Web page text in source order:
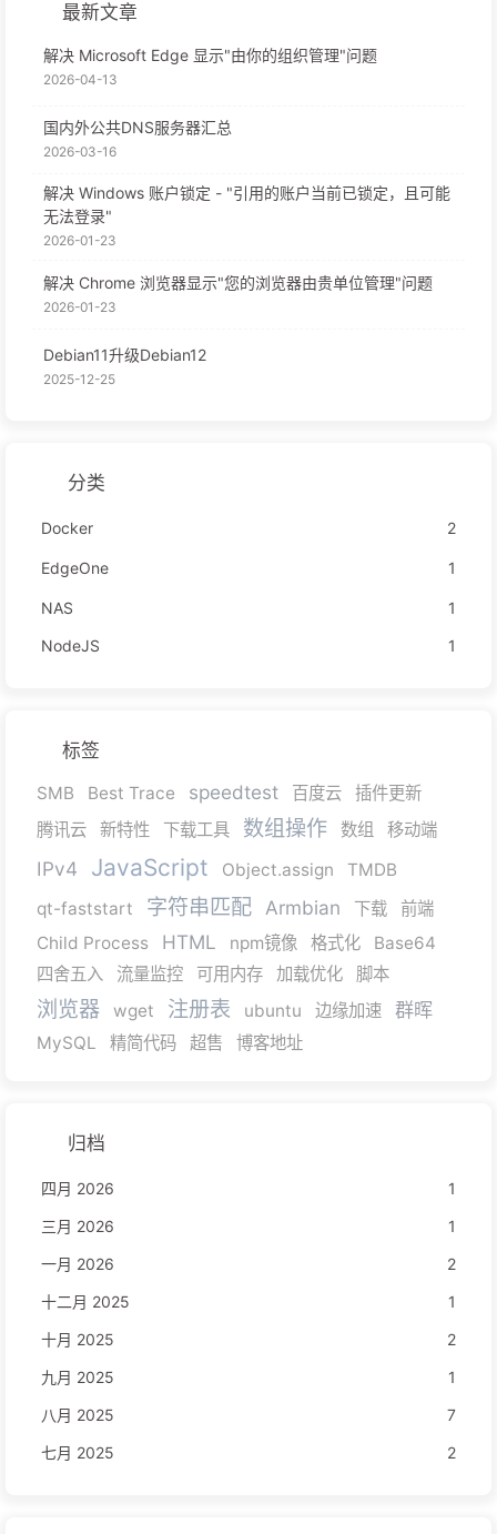
最新文章
解决 Microsoft Edge 显示"由你的组织管理"问题
2026-04-13
国内外公共DNS服务器汇总
2026-03-16
解决 Windows 账户锁定 - "引用的账户当前已锁定，且可能
无法登录"
2026-01-23
解决 Chrome 浏览器显示"您的浏览器由贵单位管理"问题
2026-01-23
Debian11升级Debian12
2025-12-25
分类
Docker 2
EdgeOne 1
NAS
1
NodeJS
1
标签
SMB Best Trace speedtest 百度云
插件更新
腾讯云
新特性 下载工具 数组操作 数组 移动端
IPv4 JavaScript Object.assign
TMDB
qt-faststart
字符串匹配 Armbian 下载
前端
Child Process
HTML npm镜像 格式化
Base64
四舍五入
流量监控 可用内存 加载优化 脚本
浏览器 wget 注册表 ubuntu 边缘加速 群晖
MySQL 精简代码 超售 博客地址
归档
四月 2026
1
三月 2026
1
一月 2026
2
十二月 2025
1
十月 2025
2
九月 2025
1
八月 2025
7
七月 2025
2